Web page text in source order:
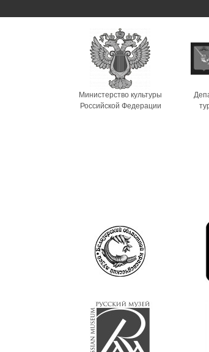
Министерство культуры
Российской Федерации